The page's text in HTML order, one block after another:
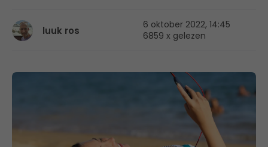
luuk ros
6 oktober 2022, 14:45
6859 x gelezen